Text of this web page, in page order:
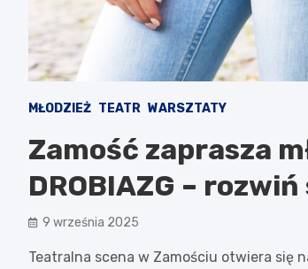
MŁODZIEŻ TEATR WARSZTATY
Zamość zaprasza
DROBIAZG –
9 września 2025
Teatralna scena w Zamościu otwiera się